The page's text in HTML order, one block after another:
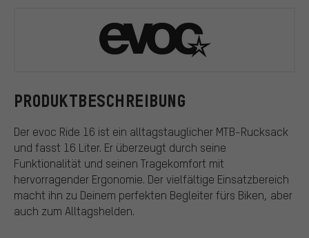
PRODUKTBESCHREIBUNG
Der evoc Ride 16 ist ein alltagstauglicher MTB-Rucksack
und fasst 16 Liter. Er überzeugt durch seine
Funktionalität und seinen Tragekomfort mit
hervorragender Ergonomie. Der vielfältige Einsatzbereich
macht ihn zu Deinem perfekten Begleiter fürs Biken, aber
auch zum Alltagshelden.